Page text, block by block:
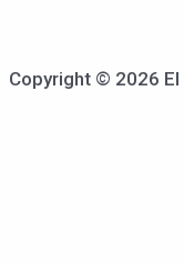
Copyright © 2026 El